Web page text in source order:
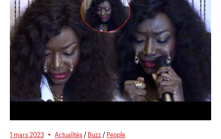
1 mars 2023 Actualités / Buzz / People